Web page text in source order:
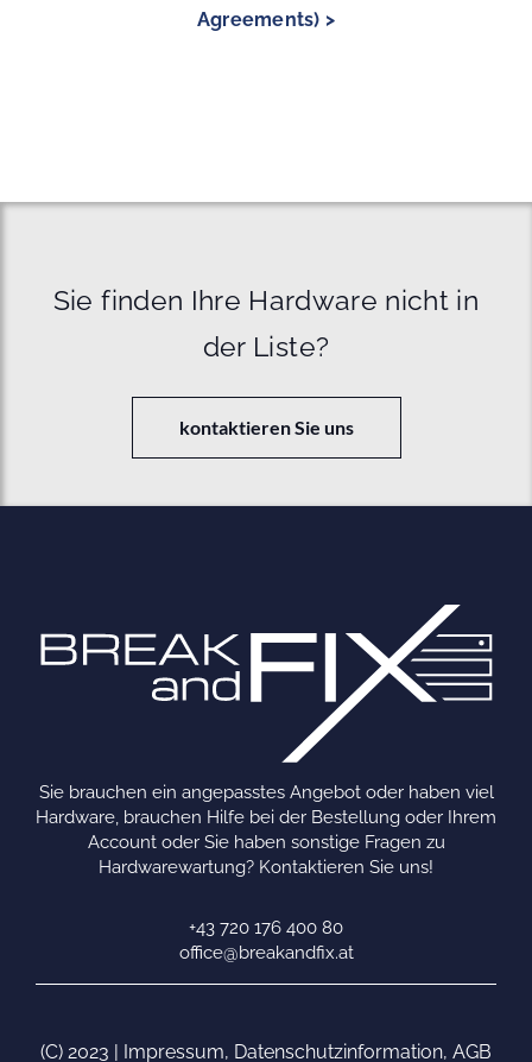
Agreements) >
Sie finden Ihre Hardware nicht in
der Liste?
kontaktieren Sie uns
Sie brauchen ein angepasstes Angebot oder haben viel
Hardware, brauchen Hilfe bei der Bestellung oder Ihrem
Account oder Sie haben sonstige Fragen zu
Hardwarewartung? Kontaktieren Sie uns!
+43 720 176 400 80
office@breakandfix.at
(C) 2023 | Impressum, Datenschutzinformation, AGB